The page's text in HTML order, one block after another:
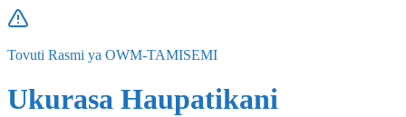
Tovuti Rasmi ya OWM-TAMISEMI
Ukurasa Haupatikani